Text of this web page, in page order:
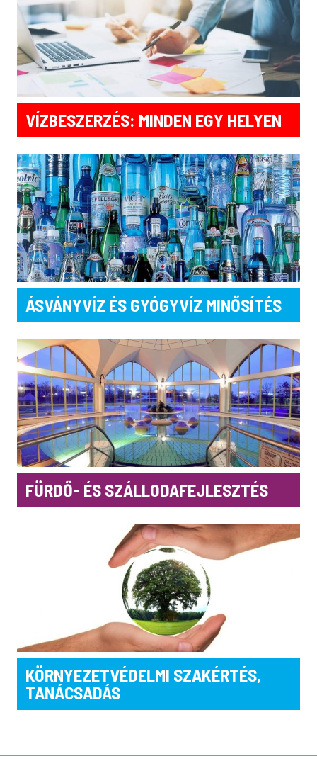
VÍZBESZERZÉS: MINDEN EGY HELYEN
ÁSVÁNYVÍZ ÉS GYÓGYVÍZ MINŐSÍTÉS
FÜRDŐ- ÉS SZÁLLODAFEJLESZTÉS
KÖRNYEZETVÉDELMI SZAKÉRTÉS,
TANÁCSADÁS